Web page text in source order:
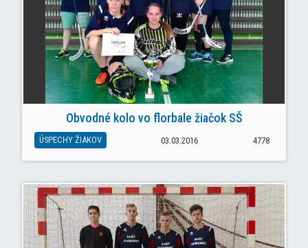
Obvodné kolo vo florbale žiačok SŠ
ÚSPECHY ŽIAKOV 03.03.2016 4778